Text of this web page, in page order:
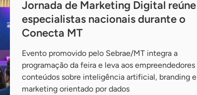
Jornada de Marketing Digital reúne
especialistas nacionais durante o
Conecta MT
Evento promovido pelo Sebrae/MT integra a
programação da feira e leva aos empreendedores
conteúdos sobre inteligência artificial, branding e
marketing orientado por dados